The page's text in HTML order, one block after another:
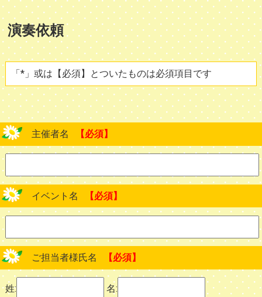
演奏依頼
「*」或は【必須】とついたものは必須項目です
主催者名 【必須】
イベント名 【必須】
ご担当者様氏名 【必須】
姓: 名: